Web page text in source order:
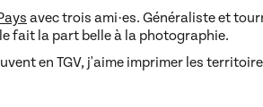
avec trois ami·es. Généraliste et
fait la part belle à la photographie.
en TGV, j'aime imprimer les